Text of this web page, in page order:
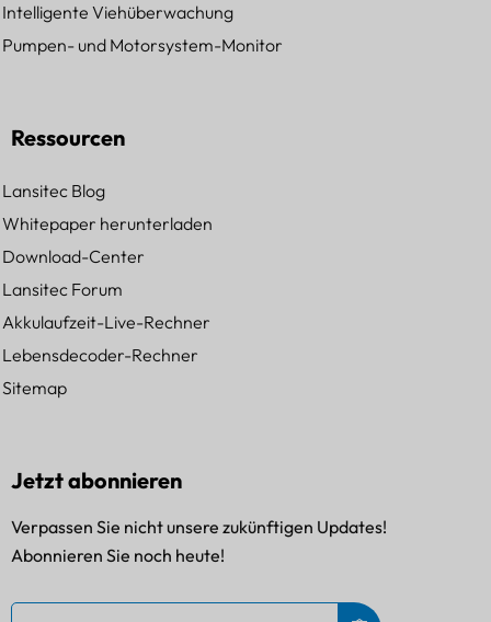
Intelligente Viehüberwachung
Pumpen- und Motorsystem-Monitor
Ressourcen
Lansitec Blog
Whitepaper herunterladen
Download-Center
Lansitec Forum
Akkulaufzeit-Live-Rechner
Lebensdecoder-Rechner
Sitemap
Jetzt abonnieren
Verpassen Sie nicht unsere zukünftigen Updates!
Abonnieren Sie noch heute!